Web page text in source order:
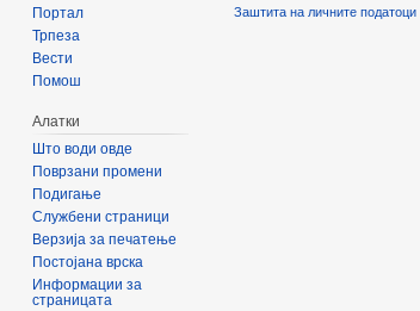
Портал
Трпеза
Вести
Помош
Алатки
Што води овде
Поврзани промени
Подигање
Службени страници
Верзија за печатење
Постојана врска
Информации за
страницата
Заштита на личните податоци